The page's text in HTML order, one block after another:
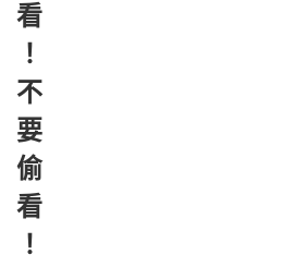
看
！
不
要
偷
看
！